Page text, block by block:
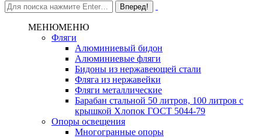
МЕНЮМЕНЮ
Фляги
Алюминиевый бидон
Алюминиевые фляги
Бидоны из нержавеющей стали
Фляга из нержавейки
Фляги металлические
Барабан стальной 50 литров, 100 литров с
крышкой Хлопок ГОСТ 5044-79
Опоры освещения
Многогранные опоры